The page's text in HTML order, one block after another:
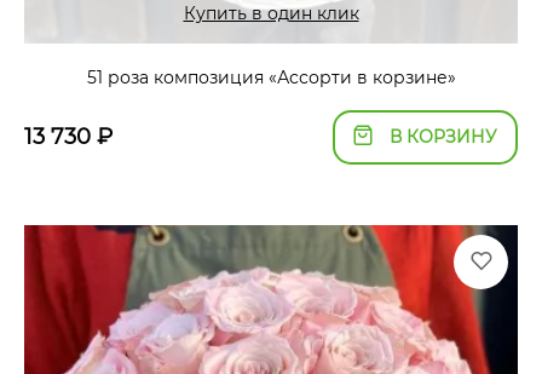
Купить в один клик
51 роза композиция «Ассорти в корзине»
13 730 ₽ В КОРЗИНУ